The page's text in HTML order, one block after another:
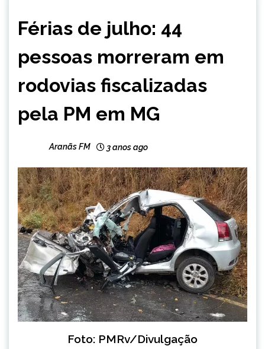
GERAIS
Férias de julho: 44
pessoas morreram em
rodovias fiscalizadas
pela PM em MG
Aranãs FM 3 anos ago
Foto: PMRv/Divulgação